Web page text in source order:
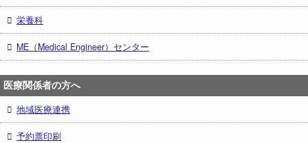
栄養科
ME（Medical Engineer）センター
医療関係者の方へ
地域医療連携
予約票印刷